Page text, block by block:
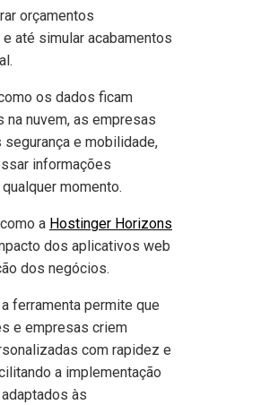
orçamentos
até simular acabamentos
os dados ficam
na nuvem, as empresas
segurança e mobilidade,
informações
momento.
a Hostinger Horizons
dos aplicativos web
dos negócios.
ferramenta permite que
e empresas criem
com rapidez e
a implementação
às